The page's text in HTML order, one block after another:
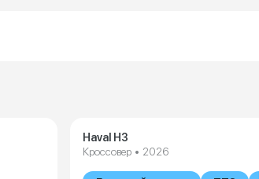
Haval H3
Кроссовер • 2026